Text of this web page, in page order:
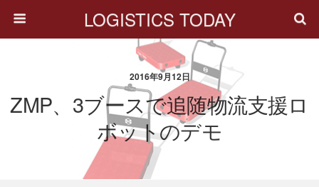
LOGISTICS TODAY
2016年9月12日
ZMP、3ブースで追随物流支援ロ
ボットのデモ